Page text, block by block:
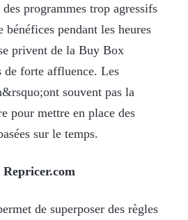
programmes trop agressifs
pendant les heures
privent de la Buy Box
de forte affluence. Les
souvent pas la
pour mettre en place des
sur le temps.
de superposer des règles